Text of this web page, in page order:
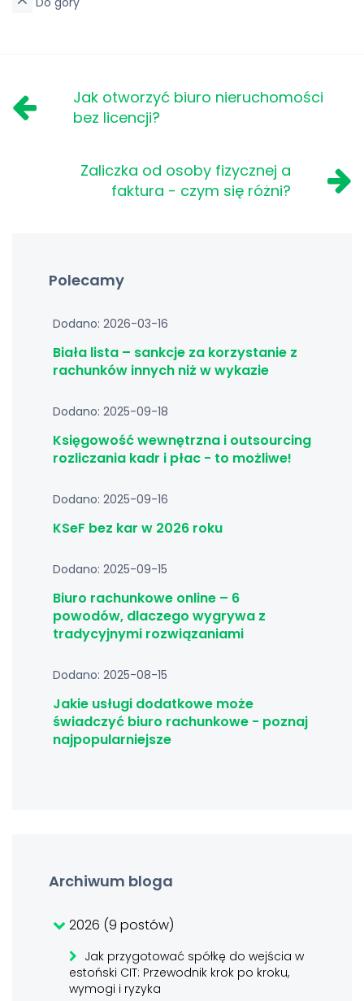
Jak otworzyć biuro nieruchomości
bez licencji?
Zaliczka od osoby fizycznej a
faktura - czym się różni?
Polecamy
Dodano: 2026-03-16
Biała lista – sankcje za korzystanie z
rachunków innych niż w wykazie
Dodano: 2025-09-18
Księgowość wewnętrzna i outsourcing
rozliczania kadr i płac - to możliwe!
Dodano: 2025-09-16
KSeF bez kar w 2026 roku
Dodano: 2025-09-15
Biuro rachunkowe online – 6
powodów, dlaczego wygrywa z
tradycyjnymi rozwiązaniami
Dodano: 2025-08-15
Jakie usługi dodatkowe może
świadczyć biuro rachunkowe - poznaj
najpopularniejsze
Archiwum bloga
2026 (9 postów)
Jak przygotować spółkę do wejścia w
estoński CIT: Przewodnik krok po kroku,
wymogi i ryzyka